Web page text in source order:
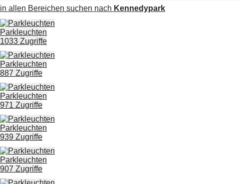
in allen Bereichen suchen nach Kennedypark
Parkleuchten
1033 Zugriffe
Parkleuchten
887 Zugriffe
Parkleuchten
971 Zugriffe
Parkleuchten
939 Zugriffe
Parkleuchten
907 Zugriffe